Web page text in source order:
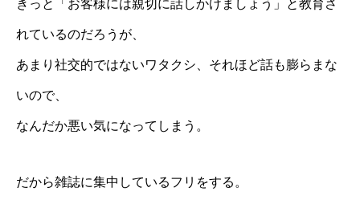
きっと「お客様には親切に話しかけましょう」と教育さ
れているのだろうが、
あまり社交的ではないワタクシ、それほど話も膨らまな
いので、
なんだか悪い気になってしまう。
だから雑誌に集中しているフリをする。